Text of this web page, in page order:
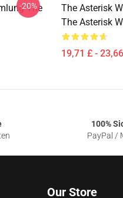
The
-20%
The Asterisk
The Asterisk
19,71 £ -
100%
PayPal /
Our Store